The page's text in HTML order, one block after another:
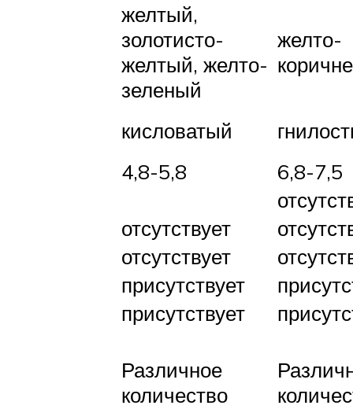
желтый,
золотисто-
желтый, желто-
зеленый
желто-
кисловатый
4,8-5,8
6,8-7,5
отсутствует
отсутствует
присутствует
присутствует
Различное
количество